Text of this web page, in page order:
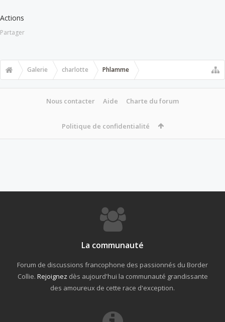
Actions
Partager
Galerie charlotte Phlamme
Nous contacter Aide Charte du forum
Politique de confidentialité
La communauté
Forum de discussions francophone des passionnés du Border
Collie. Rejoignez dès aujourd'hui la communauté grandissante
des amoureux de cette race d'exception.